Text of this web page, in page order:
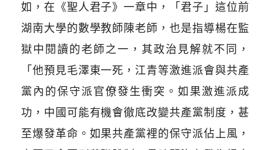
如，在《聖人君子》一章中，「君子」這位前
湖南大學的數學教師陳老師，也是指導楊在監
獄中閱讀的老師之一，其政治見解就不同，
「他預見毛澤東一死，江青等激進派會與共產
黨內的保守派官僚發生衝突。如果激進派成
功，中國可能有機會徹底改變共產黨制度，甚
至爆發革命。如果共產黨裡的保守派佔上風，